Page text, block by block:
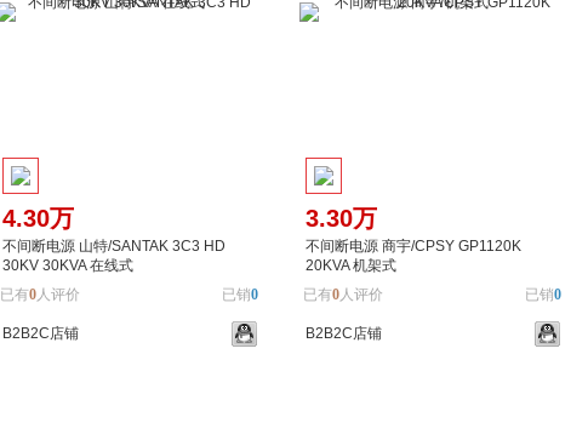
4.30万
不间断电源 山特/SANTAK 3C3 HD
30KV 30KVA 在线式
已有0人评价 已销0
B2B2C店铺
3.30万
不间断电源 商宇/CPSY GP1120K
20KVA 机架式
已有0人评价 已销0
B2B2C店铺